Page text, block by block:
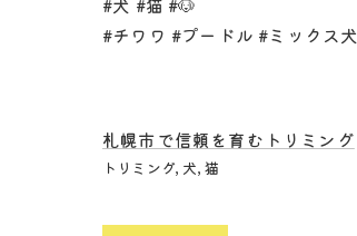
#チワワ #プードル #ミックス犬
札幌市で信頼を育むトリミング
トリミング 犬 猫